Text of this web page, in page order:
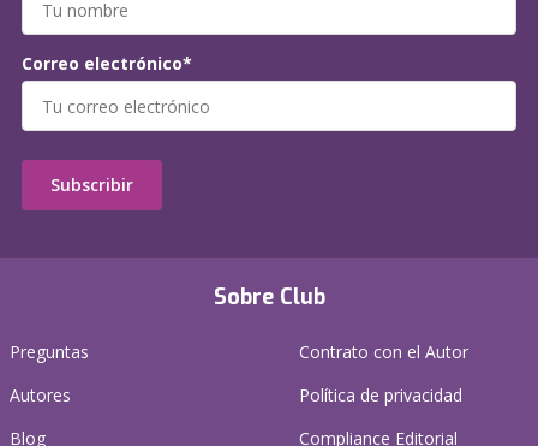
Sobre Club
Preguntas
Autores
Blog
Contrato con el Autor
Política de privacidad
Compliance Editorial
Correo electrónico*
Subscribir